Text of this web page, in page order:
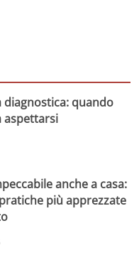
diagnostica: quando
aspettarsi
anche a casa:
più apprezzate